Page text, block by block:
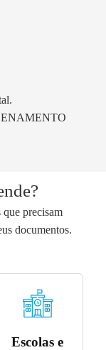
precisam
documentos.
Escolas e